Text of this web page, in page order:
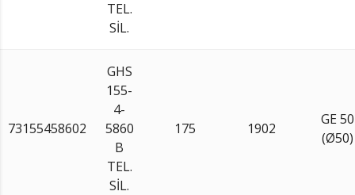
TEL.
SİL.
73155458602
GHS
155-
4-
5860
B
TEL.
SİL.
175 1902
GE 50
(Ø50)